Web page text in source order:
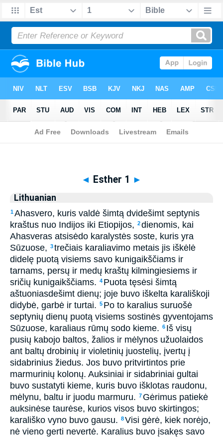
Biblia >Lithuanian > Esther 1
◄ Esther 1 ►
Lithuanian
1Ahasvero, kuris valdė šimtą dvidešimt septynis
kraštus nuo Indijos iki Etiopijos, 2dienomis, kai
Ahasveras atsisėdo karalystės soste, kuris yra
Sūzuose, 3trečiais karaliavimo metais jis iškėlė
didelę puotą visiems savo kunigaikščiams ir
tarnams, persų ir medų kraštų kilmingiesiems ir
sričių kunigaikščiams. 4 Puota tęsėsi šimtą
aštuoniasdešimt dienų; joje buvo iškelta karališkoji
didybė, garbė ir turtai. 5 Po to karalius suruošė
septynių dienų puotą visiems sostinės gyventojams
Sūzuose, karaliaus rūmų sodo kieme. 6 Iš visų
pusių kabojo baltos, žalios ir mėlynos užuolaidos
ant baltų drobinių ir violetinių juostelių, įvertų į
sidabrinius žiedus. Jos buvo pritvirtintos prie
marmurinių kolonų. Auksiniai ir sidabriniai gultai
buvo sustatyti kieme, kuris buvo išklotas raudonu,
mėlynu, baltu ir juodu marmuru. 7 Gėrimus patiekė
auksinėse taurėse, kurios visos buvo skirtingos;
karališko vyno buvo gausu. 8Visi gėrė, kiek norėjo,
nė vieno gerti nevertė. Karalius buvo įsakęs savo